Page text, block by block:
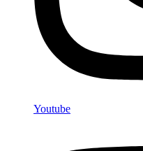
Youtube